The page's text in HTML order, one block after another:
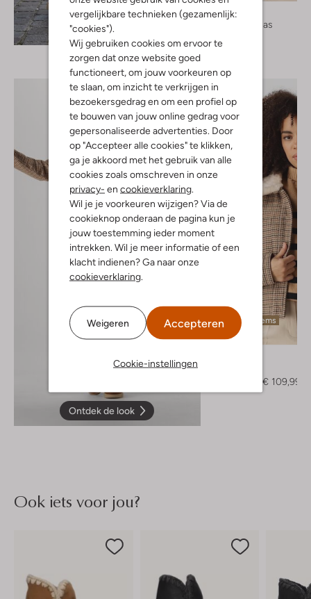
vergelijkbare technieken (gezamenlijk:
"cookies").
Wij gebruiken cookies om ervoor te
zorgen dat onze website goed
functioneert, om jouw voorkeuren op
te slaan, om inzicht te verkrijgen in
bezoekersgedrag en om een profiel op
te bouwen van jouw online gedrag voor
gepersonaliseerde advertenties. Door
op "Accepteer alle cookies" te klikken,
ga je akkoord met het gebruik van alle
cookies zoals omschreven in onze
privacy- en cookieverklaring.
Wil je je voorkeuren wijzigen? Via de
cookieknop onderaan de pagina kun je
jouw toestemming ieder moment
intrekken. Wil je meer informatie of een
klacht indienen? Ga naar onze
cookieverklaring.
Weigeren Accepteren
Cookie-instellingen
Ontdek de look
Neo Noir
Faux fur jas
Ontdek de look
Laatste items
-50%
€ 109,99
Ook iets voor jou?